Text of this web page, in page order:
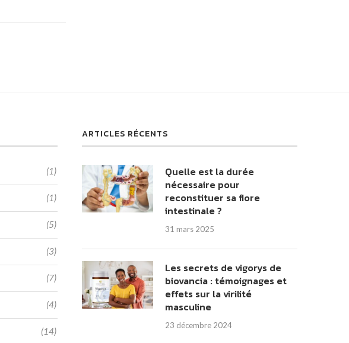
(1)
(1)
(5)
(3)
(7)
(4)
(14)
ARTICLES RÉCENTS
Quelle est la durée
nécessaire pour
reconstituer sa flore
intestinale ?
31 mars 2025
Les secrets de vigorys de
biovancia : témoignages et
effets sur la virilité
masculine
23 décembre 2024